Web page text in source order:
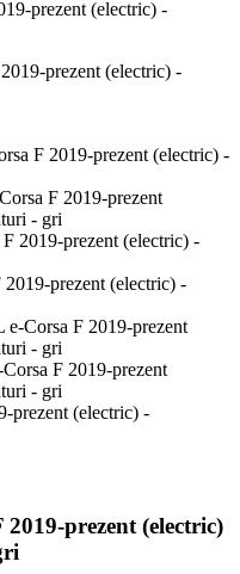
prezent (electric) -
prezent (electric)